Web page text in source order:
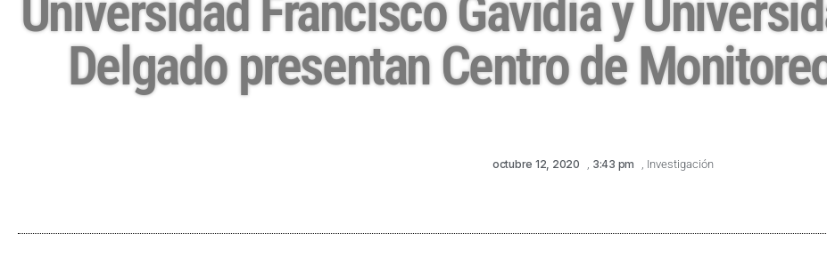
Universidad Francisco Gavidia y
Delgado presentan Centro de
octubre 12, 2020 , 3:43 pm , Investigación